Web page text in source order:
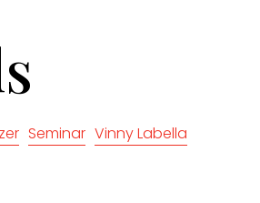
Seminar Vinny Labella